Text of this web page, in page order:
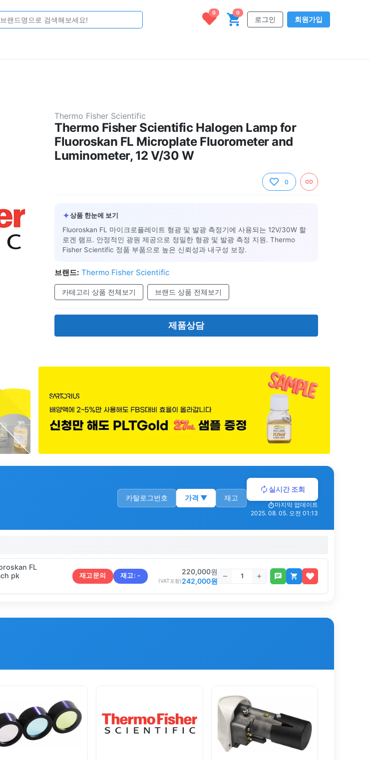
0 0
로그인 회원가입
Thermo Fisher Scientific
Thermo Fisher Scientific Halogen Lamp for
Fluoroskan FL Microplate Fluorometer and
Luminometer, 12 V/30 W
0
✦상품 한눈에 보기
Fluoroskan FL 마이크로플레이트 형광 및 발광 측정기에 사용되는 12V/30W 할
로겐 램프. 안정적인 광원 제공으로 정밀한 형광 및 발광 측정 지원. Thermo
Fisher Scientific 정품 부품으로 높은 신뢰성과 내구성 보장.
브랜드: Thermo Fisher Scientific
카테고리 상품 전체보기 브랜드 상품 전체보기
제품상담
카탈로그번호 가격 ▼ 재고
실시간 조회
마지막 업데이트
2025. 08. 05. 오전 01:13
FL
pk
재고문의 재고: - 220,000원
(VAT포함)242,000원